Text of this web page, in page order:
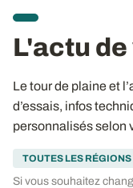
L'actu
Le tour de plaine et
d’essais, infos
personnalisés selon
TOUTES LES RÉGIONS
Si vous souhaitez